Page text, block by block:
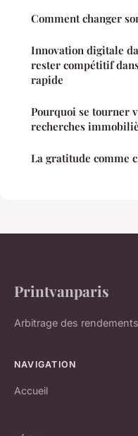
Comment changer
Innovation digitale
rester compétitif
rapide
Pourquoi se tourner
recherches
La gratitude comme
Printvanparis
Arbitrage des
NAVIGATION
Accueil